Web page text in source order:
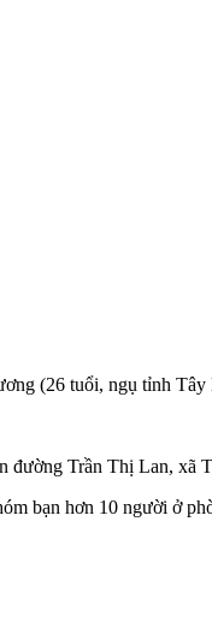
(26 tuổi, ngụ tỉnh
đường Trần Thị Lan, xã
bạn hơn 10 người ở